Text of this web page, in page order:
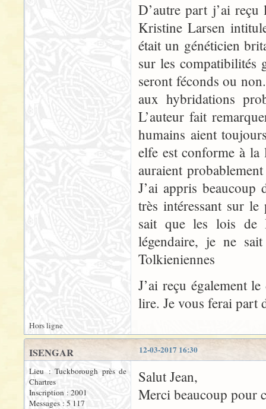
D’autre part j’ai
Kristine Larsen
était un généticien
sur les compatibilités
seront féconds ou
aux hybridations
L’auteur fait
humains aient
elfe est conforme à la
auraient
J’ai appris
très intéressant sur
sait que les lois de
légendaire, je ne
Tolkieniennes
J’ai reçu également
lire. Je vous ferai part
Hors ligne
12-03-2017 16:30
ISENGAR
Lieu : Tuckborough près de
Chartres
Inscription : 2001
Messages : 5 117
Salut Jean,
Merci beaucoup pour